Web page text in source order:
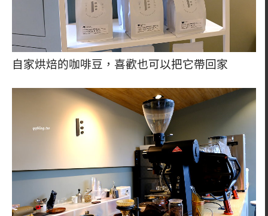
自家烘焙的咖啡豆，喜歡也可以把它帶回家